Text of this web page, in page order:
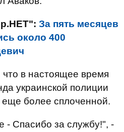
За пять месяцев
около 400
в настоящее время
украинской полиции
более сплоченной.
- Спасибо за службу!", -